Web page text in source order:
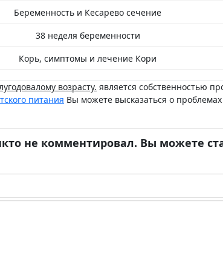
Беременность и Кесарево сечение
38 неделя беременности
Корь, симптомы и лечение Кори
возрасту. является собственностью
питания Вы можете высказаться о
не комментировал. Вы можете